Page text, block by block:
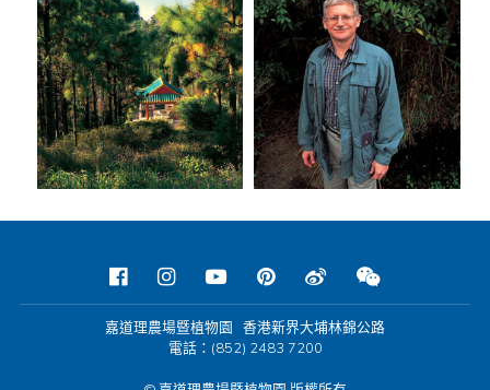
嘉道理農場暨植物園 香港新界大埔林錦公路
電話：(852) 2483 7200